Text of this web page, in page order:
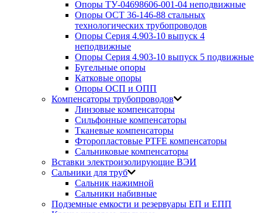
Опоры ТУ-04698606-001-04 неподвижные
Опоры ОСТ 36-146-88 стальных
технологических трубопроводов
Опоры Серия 4.903-10 выпуск 4
неподвижные
Опоры Серия 4.903-10 выпуск 5 подвижные
Бугельные опоры
Катковые опоры
Опоры ОСП и ОПП
Компенсаторы трубопроводов
Линзовые компенсаторы
Сильфонные компенсаторы
Тканевые компенсаторы
Фторопластовые PTFE компенсаторы
Сальниковые компенсаторы
Вставки электроизолирующие ВЭИ
Сальники для труб
Сальник нажимной
Сальники набивные
Подземные емкости и резервуары ЕП и ЕПП